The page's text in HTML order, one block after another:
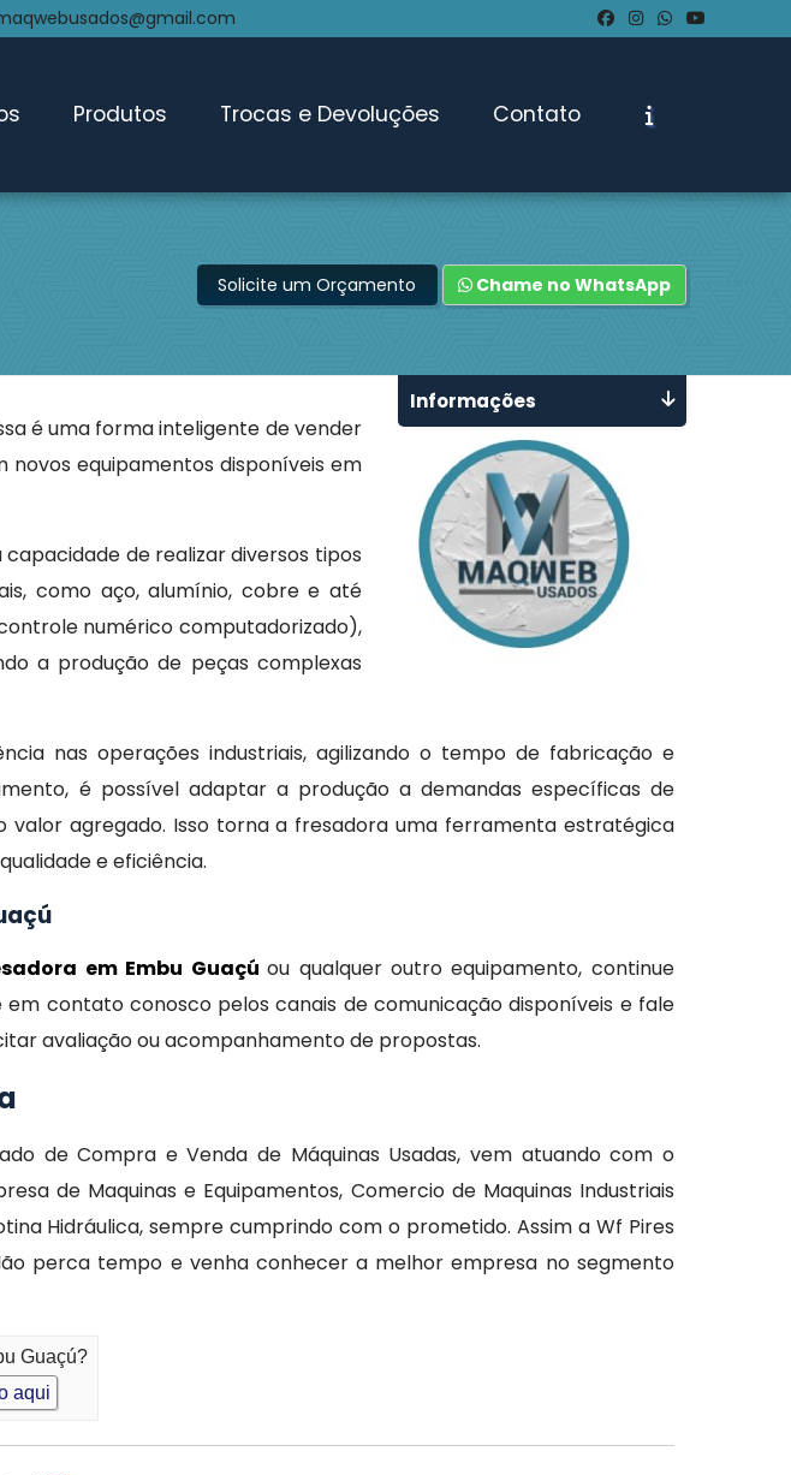
Produtos Trocas e Devoluções Contato
Solicite um Orçamento Chame no WhatsApp
é uma forma inteligente de vender
equipamentos disponíveis em
de realizar diversos tipos
como aço, alumínio, cobre e até
numérico computadorizado),
a produção de peças complexas
nas operações industriais, agilizando o tempo de fabricação e
é possível adaptar a produção a demandas específicas de
agregado. Isso torna a fresadora uma ferramenta estratégica
e eficiência.
em Embu Guaçúou qualquer outro equipamento, continue
contato conosco pelos canais de comunicação disponíveis e fale
avaliação ou acompanhamento de propostas.
de Compra e Venda de Máquinas Usadas, vem atuando com o
de Maquinas e Equipamentos, Comercio de Maquinas Industriais
Hidráulica, sempre cumprindo com o prometido. Assim a Wf Pires
perca tempo e venha conhecer a melhor empresa no segmento
Guaçú?
aqui
Informações